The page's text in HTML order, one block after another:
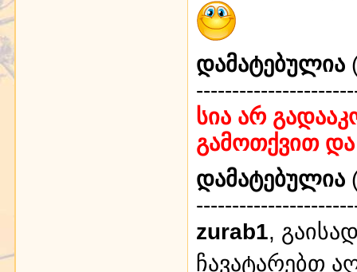
დამატებულია
სია არ
გამოთქვით და
დამატებულია
zurab1,
ჩავატარებთ